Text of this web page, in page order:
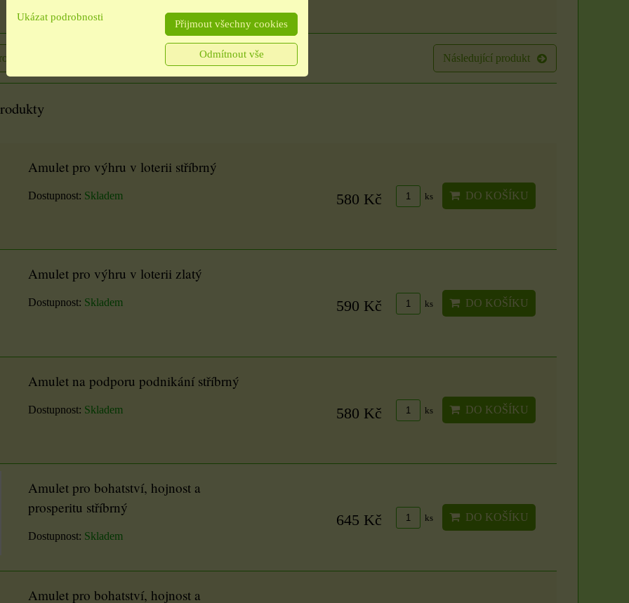
Následující produkt
Amulet pro výhru v loterii stříbrný
Dostupnost: Skladem 580 Kč ks DO KOŠÍKU
Amulet pro výhru v loterii zlatý
Dostupnost: Skladem 590 Kč ks DO KOŠÍKU
Amulet na podporu podnikání stříbrný
Dostupnost: Skladem 580 Kč ks DO KOŠÍKU
Amulet pro bohatství, hojnost a
prosperitu stříbrný
Dostupnost: Skladem
645 Kč ks DO KOŠÍKU
Amulet pro bohatství, hojnost a
rozbaleno
10 Kč
ks DO KOŠÍKU
ks DO KOŠÍKU
ks DO KOŠÍKU
Válec výška 16 cm
Velikost: průměr 6,7 cm,
výška 16 cm. Z nabídky si
oboustranné lepicí kolečka,
Organzové sáčky 5 x
7 cm
ZVOLTE VARIANTU
vůně a barva dle
S vůní máty, třešně či
vanilky. Sami si zvolte
85 Kč
Ukázat podrobnosti
Přijmout všechny cookies
Odmítnout vše